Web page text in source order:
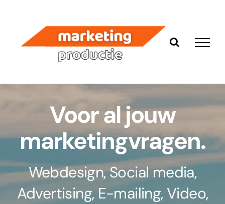
inhoud
Voor al jouw
marketingvragen.
Webdesign, Social media,
Advertising, E-mailing, Video,